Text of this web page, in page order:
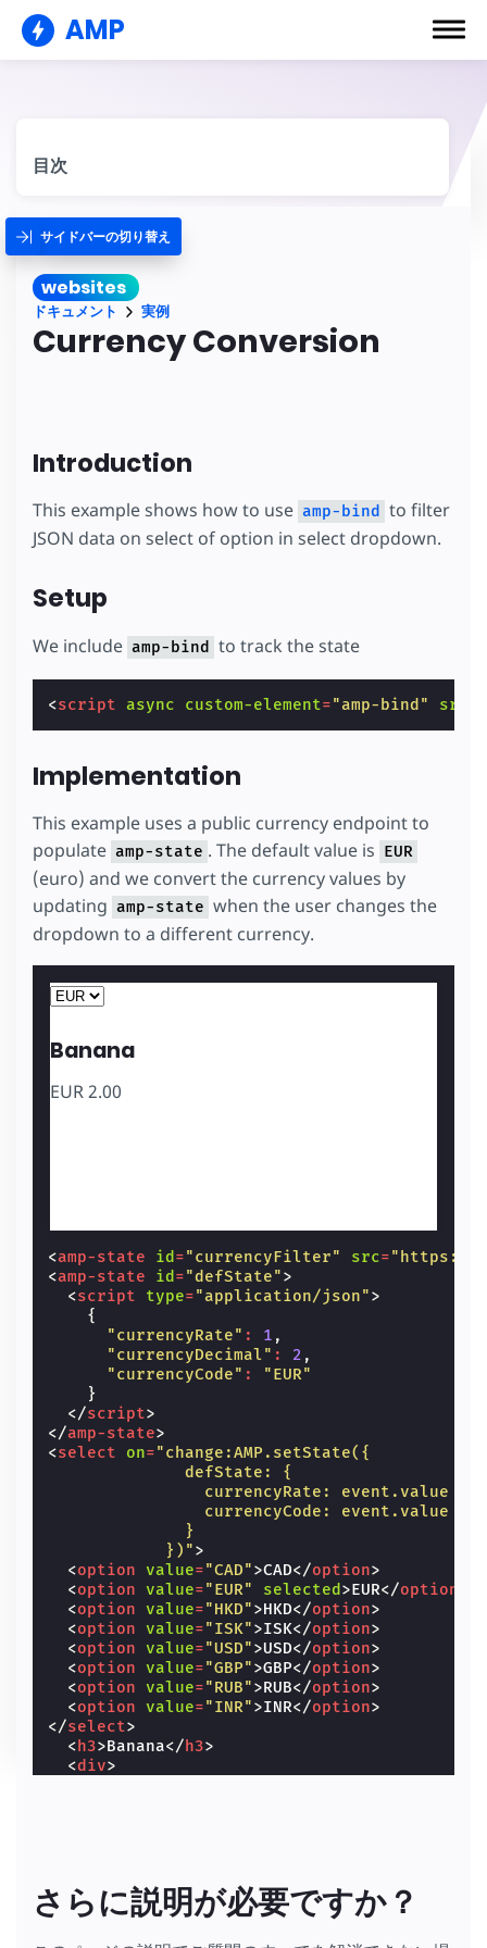
AMP
目次
サイドバーの切り替え
websites
ドキュメント 実例
Currency Conversion
Introduction
This example shows how to use amp-bind
to filter
JSON data on select of option in select dropdown.
Setup
We include amp-bind to track the state
<script async custom-element="amp-bind" src
Implementation
This example uses a public currency endpoint to
populate amp-state . The default value is EUR
(euro) and we convert the currency values by
updating amp-state when the user changes the
dropdown to a different currency.
Banana
EUR2.00
<amp-state id ="currencyFilter" src="https://
<amp-state id ="defState">
<script type="application/json">
{
"currencyRate" : 1 ,
"currencyDecimal" : 2 ,
"currencyCode" :
"EUR"
}
</script>
</amp-state>
<select on="change:AMP.setState({
              defState: {
currencyRate: event.value
                currencyCode: event.value
              }
            })"
>
<option value="CAD">CAD</option>
<option value="EUR" selected >EUR</option
<option value="HKD">HKD</option>
<option value="ISK">ISK</option>
<option value="USD">USD</option>
<option value="GBP">GBP</option>
<option value="RUB">RUB</option>
<option value="INR">INR</option>
</select>
< h3>Banana</ h3>
<div>
さらに説明が必要ですか？